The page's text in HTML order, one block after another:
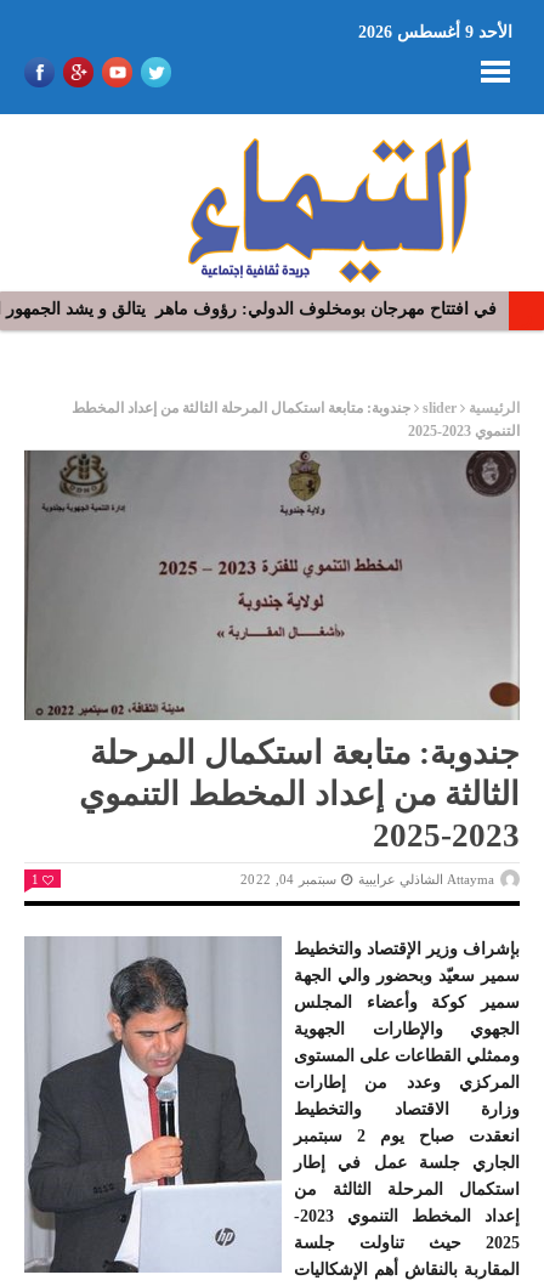
الأحد 9 أغسطس 2026
في افتتاح مهرجان بومخلوف الدولي: رؤوف ماهر يتالق و يشد الجمهور
الرئيسية slider
جندوبة: متابعة استكمال المرحلة الثالثة من إعداد المخطط
التنموي 2023-2025
جندوبة: متابعة استكمال المرحلة
الثالثة من إعداد المخطط التنموي
2023-2025
Attayma الشاذلي عرايبية سبتمبر 04, 2022 1
بإشراف وزير الإقتصاد والتخطيط
سمير سعيّد وبحضور والي الجهة
سمير كوكة وأعضاء المجلس
الجهوي والإطارات الجهوية
وممثلي القطاعات على المستوى
المركزي وعدد من إطارات
وزارة الاقتصاد والتخطيط
انعقدت صباح يوم 2 سبتمبر
الجاري جلسة عمل في إطار
استكمال المرحلة الثالثة من
إعداد المخطط التنموي 2023-
2025 حيث تناولت جلسة
المقاربة بالنقاش أهم الإشكاليات